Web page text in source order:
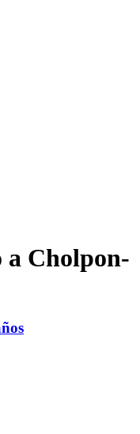
a Cholpon-